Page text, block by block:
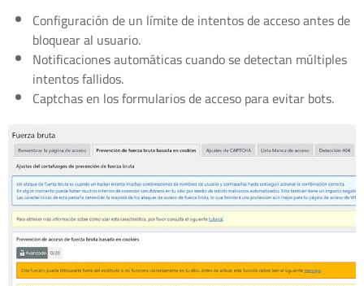
Configuración de un límite de intentos de acceso antes de
bloquear al usuario.
Notificaciones automáticas cuando se detectan múltiples
intentos fallidos.
Captchas en los formularios de acceso para evitar bots.